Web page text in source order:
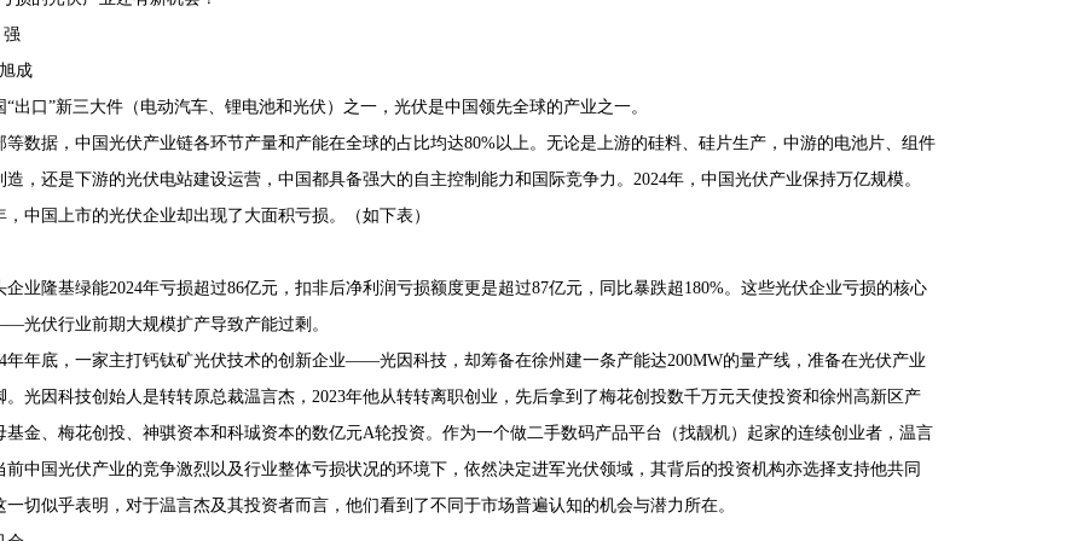
成
“出口”新三大件（电动汽车、锂电池和光伏）之一，光伏是中国领先全球的产业之一。
等数据，中国光伏产业链各环节产量和产能在全球的占比均达80%以上。无论是上游的硅料、硅片生产，中游的电池片、组件
造，还是下游的光伏电站建设运营，中国都具备强大的自主控制能力和国际竞争力。2024年，中国光伏产业保持万亿规模。
，中国上市的光伏企业却出现了大面积亏损。（如下表）
企业隆基绿能2024年亏损超过86亿元，扣非后净利润亏损额度更是超过87亿元，同比暴跌超180%。这些光伏企业亏损的核心
光伏行业前期大规模扩产导致产能过剩。
年年底，一家主打钙钛矿光伏技术的创新企业——光因科技，却筹备在徐州建一条产能达200MW的量产线，准备在光伏产业
。光因科技创始人是转转原总裁温言杰，2023年他从转转离职创业，先后拿到了梅花创投数千万元天使投资和徐州高新区产
基金、梅花创投、神骐资本和科珹资本的数亿元A轮投资。作为一个做二手数码产品平台（找靓机）起家的连续创业者，温言
前中国光伏产业的竞争激烈以及行业整体亏损状况的环境下，依然决定进军光伏领域，其背后的投资机构亦选择支持他共同
一切似乎表明，对于温言杰及其投资者而言，他们看到了不同于市场普遍认知的机会与潜力所在。